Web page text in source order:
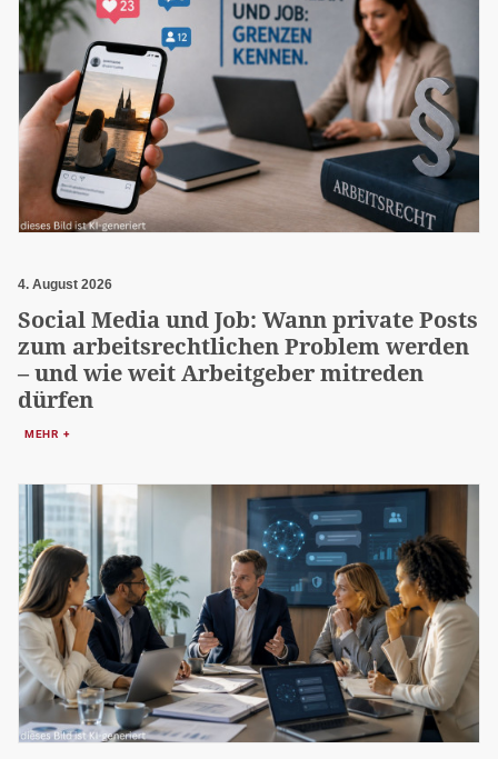
4. August 2026
Social Media und Job: Wann private Posts
zum arbeitsrechtlichen Problem werden
– und wie weit Arbeitgeber mitreden
dürfen
MEHR +